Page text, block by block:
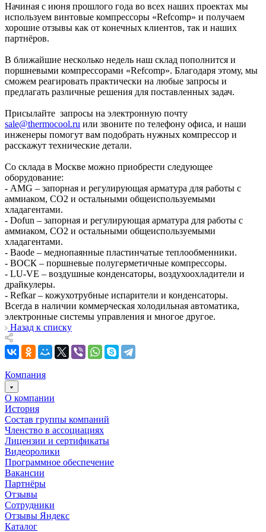
Начиная с июня прошлого года во всех наших проектах мы
используем винтовые компрессоры «Refcomp» и получаем
хорошие отзывы как от конечных клиентов, так и наших
партнёров.
В ближайшие несколько недель наш склад пополнится и
поршневыми компрессорами «Refcomp». Благодаря этому, мы
сможем реагировать практически на любые запросы и
предлагать различные решения для поставленных задач.
Присылайте запросы на электронную почту
sale@thermocool.ru или звоните по телефону офиса, и наши
инженеры помогут вам подобрать нужных компрессор и
расскажут технические детали.
Со склада в Москве можно приобрести следующее
оборудование:
- AMG – запорная и регулирующая арматура для работы с
аммиаком, СО2 и остальными общеиспользуемыми
хладагентами.
- Dofun – запорная и регулирующая арматура для работы с
аммиаком, СО2 и остальными общеиспользуемыми
хладагентами.
- Baode – меднопаянные пластинчатые теплообменники.
- ВОСК – поршневые полугерметичные компрессоры.
- LU-VE – воздушные конденсаторы, воздухоохладители и
драйкулеры.
- Refkar – кожухотрубные испарители и конденсаторы.
Всегда в наличии коммерческая холодильная автоматика,
электронные системы управления и многое другое.
Назад к списку
Компания
О компании
История
Состав группы компаний
Членство в ассоциациях
Лицензии и сертификаты
Видеоролики
Программное обеспечение
Вакансии
Партнёры
Отзывы
Сотрудники
Отзывы Яндекс
Каталог